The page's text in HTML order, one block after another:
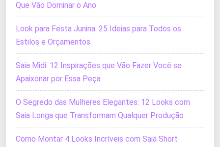
Que Vão Dominar o Ano
Look para Festa Junina: 25 Ideias para Todos os
Estilos e Orçamentos
Saia Midi: 12 Inspirações que Vão Fazer Você se
Apaixonar por Essa Peça
O Segredo das Mulheres Elegantes: 12 Looks com
Saia Longa que Transformam Qualquer Produção
Como Montar 4 Looks Incríveis com Saia Short